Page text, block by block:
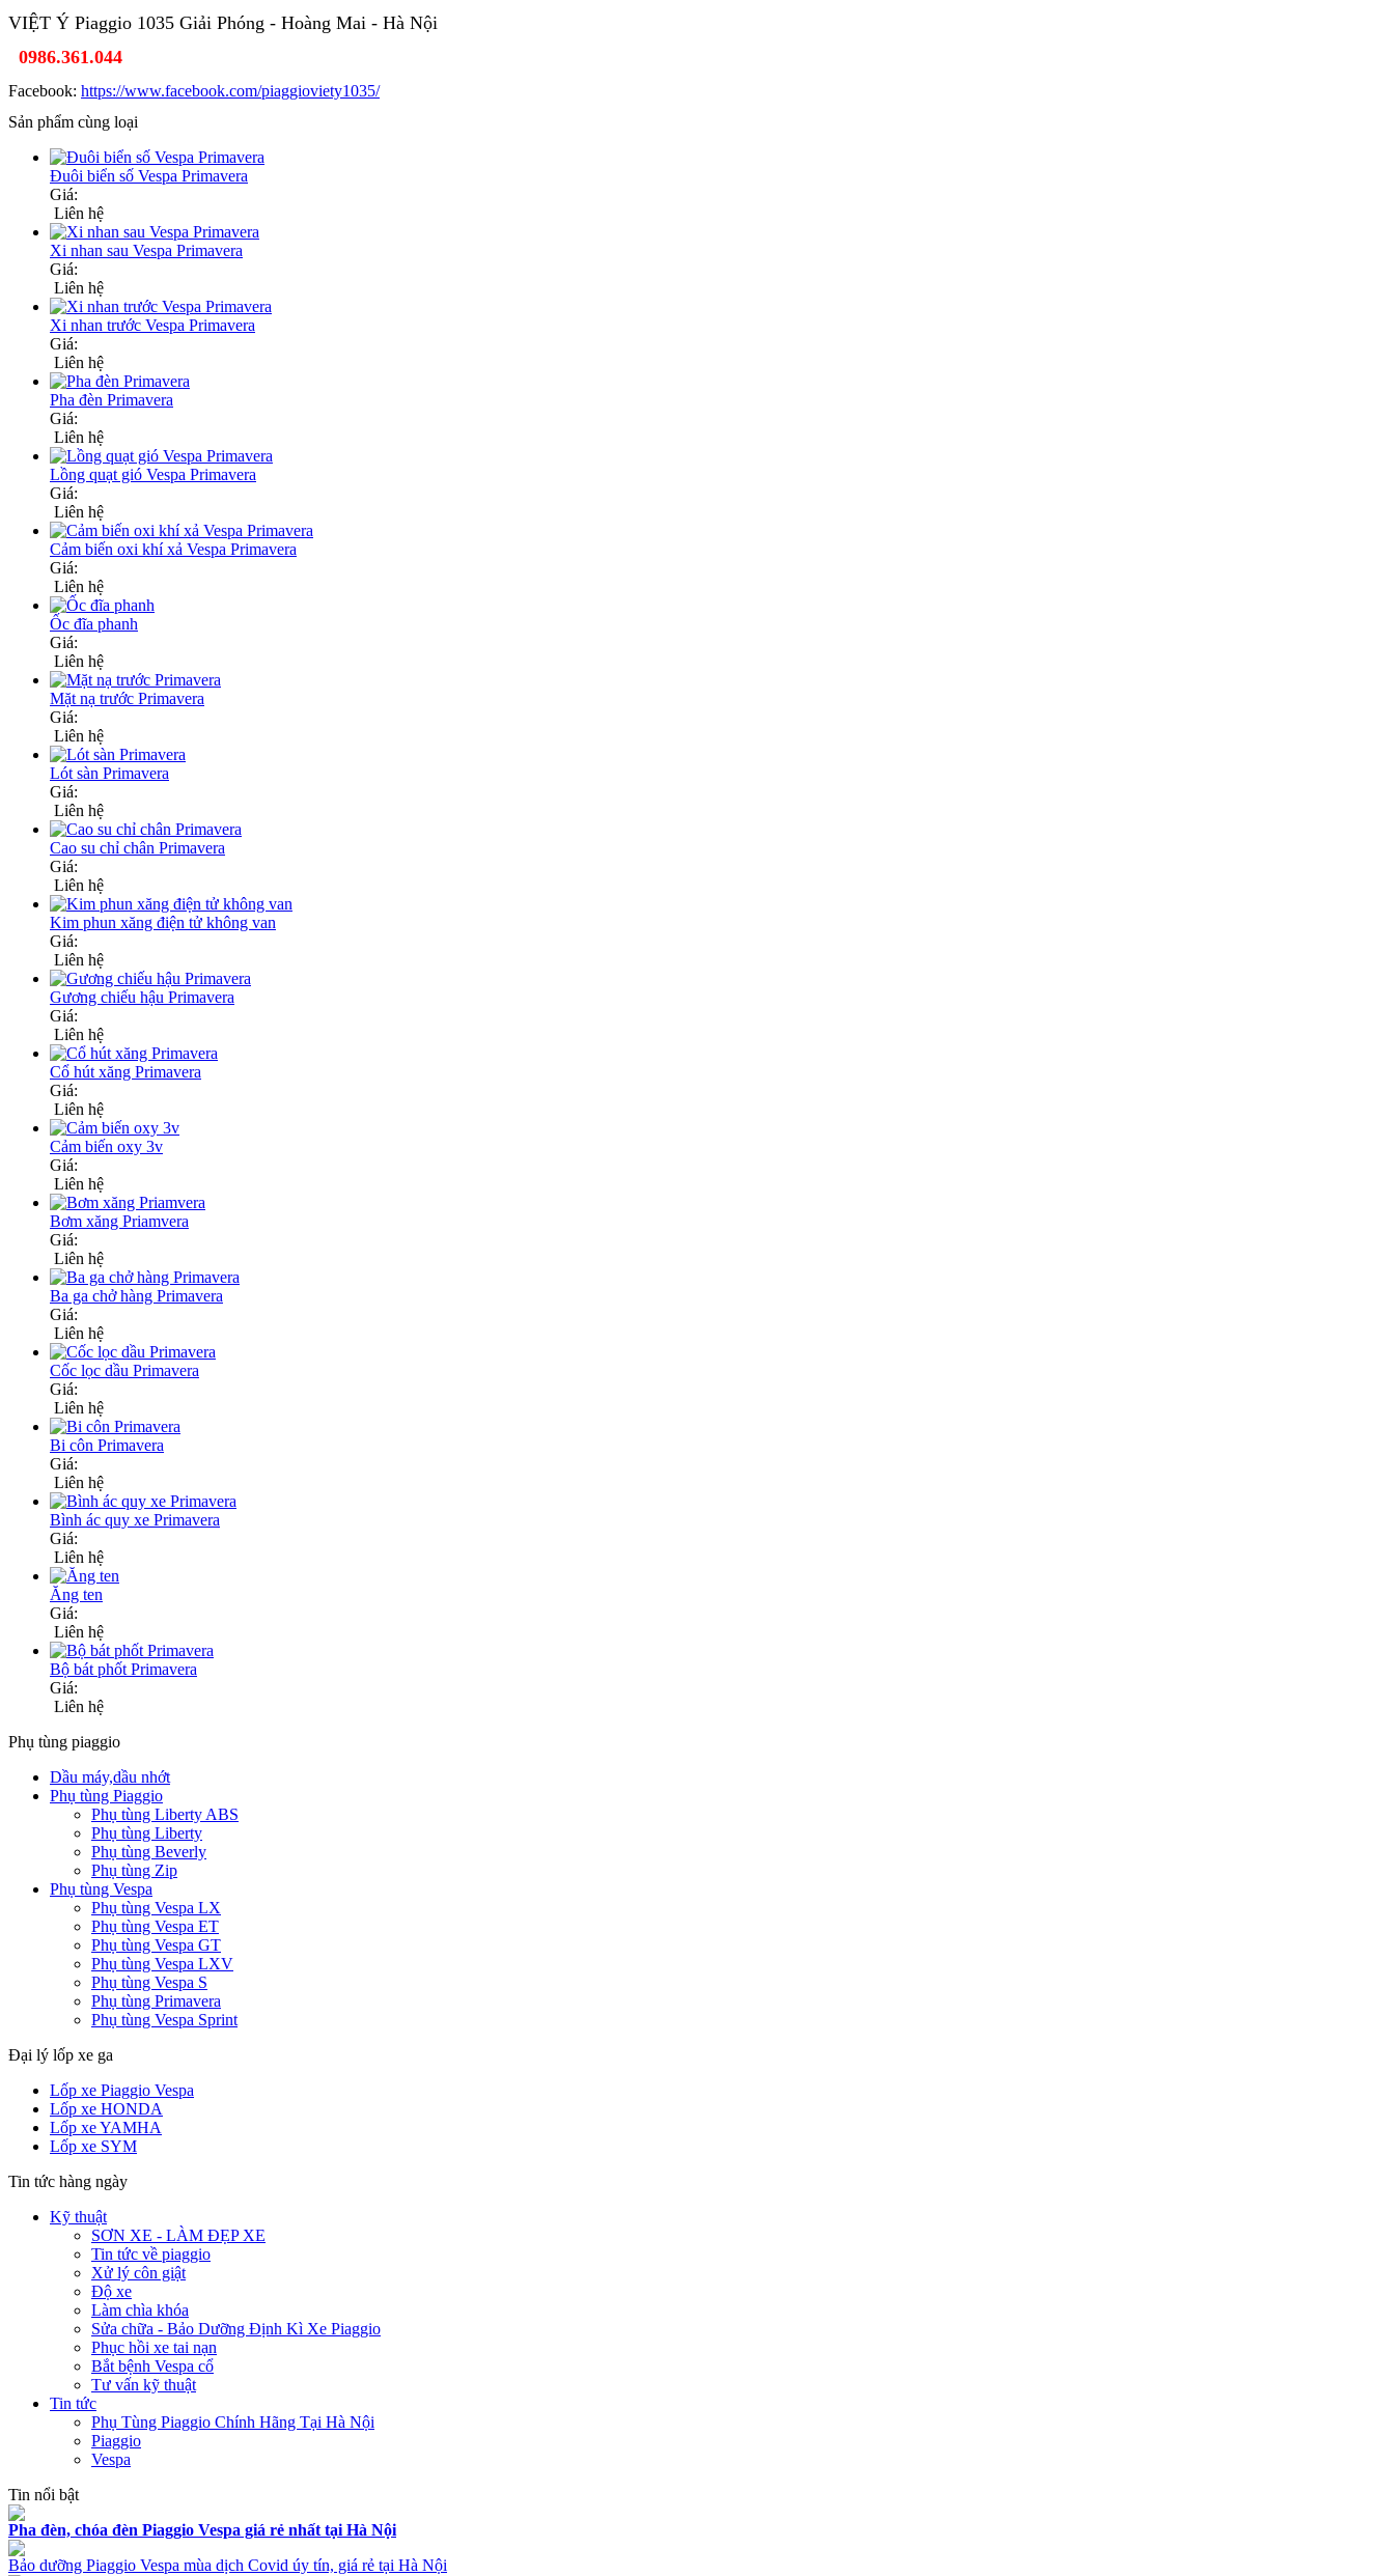
VIỆT Ý Piaggio 1035 Giải Phóng - Hoàng Mai - Hà Nội
0986.361.044
Facebook: https://www.facebook.com/piaggioviety1035/
Sản phẩm cùng loại
Đuôi biển số Vespa Primavera
Giá:
Liên hệ
Xi nhan sau Vespa Primavera
Giá:
Liên hệ
Xi nhan trước Vespa Primavera
Giá:
Liên hệ
Pha đèn Primavera
Giá:
Liên hệ
Lồng quạt gió Vespa Primavera
Giá:
Liên hệ
Cảm biến oxi khí xả Vespa Primavera
Giá:
Liên hệ
Ốc đĩa phanh
Giá:
Liên hệ
Mặt nạ trước Primavera
Giá:
Liên hệ
Lót sàn Primavera
Giá:
Liên hệ
Cao su chỉ chân Primavera
Giá:
Liên hệ
Kim phun xăng điện tử không van
Giá:
Liên hệ
Gương chiếu hậu Primavera
Giá:
Liên hệ
Cổ hút xăng Primavera
Giá:
Liên hệ
Cảm biến oxy 3v
Giá:
Liên hệ
Bơm xăng Priamvera
Giá:
Liên hệ
Ba ga chở hàng Primavera
Giá:
Liên hệ
Cốc lọc dầu Primavera
Giá:
Liên hệ
Bi côn Primavera
Giá:
Liên hệ
Bình ác quy xe Primavera
Giá:
Liên hệ
Ăng ten
Giá:
Liên hệ
Bộ bát phốt Primavera
Giá:
Liên hệ
Phụ tùng piaggio
Dầu máy,dầu nhớt
Phụ tùng Piaggio
Phụ tùng Liberty ABS
Phụ tùng Liberty
Phụ tùng Beverly
Phụ tùng Zip
Phụ tùng Vespa
Phụ tùng Vespa LX
Phụ tùng Vespa ET
Phụ tùng Vespa GT
Phụ tùng Vespa LXV
Phụ tùng Vespa S
Phụ tùng Primavera
Phụ tùng Vespa Sprint
Đại lý lốp xe ga
Lốp xe Piaggio Vespa
Lốp xe HONDA
Lốp xe YAMHA
Lốp xe SYM
Tin tức hàng ngày
Kỹ thuật
SƠN XE - LÀM ĐẸP XE
Tin tức về piaggio
Xử lý côn giật
Độ xe
Làm chìa khóa
Sửa chữa - Bảo Dưỡng Định Kì Xe Piaggio
Phục hồi xe tai nạn
Bắt bệnh Vespa cổ
Tư vấn kỹ thuật
Tin tức
Phụ Tùng Piaggio Chính Hãng Tại Hà Nội
Piaggio
Vespa
Tin nổi bật
Pha đèn, chóa đèn Piaggio Vespa giá rẻ nhất tại Hà Nội
Bảo dưỡng Piaggio Vespa mùa dịch Covid úy tín, giá rẻ tại Hà Nội